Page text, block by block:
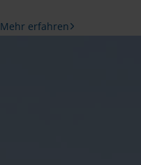
Mehr erfahren